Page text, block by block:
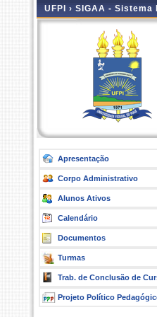
UFPI › SIGAA -
Apresentação
Corpo Administrativo
Alunos Ativos
Calendário
Documentos
Turmas
Trab. de Conclusão de
Projeto Político